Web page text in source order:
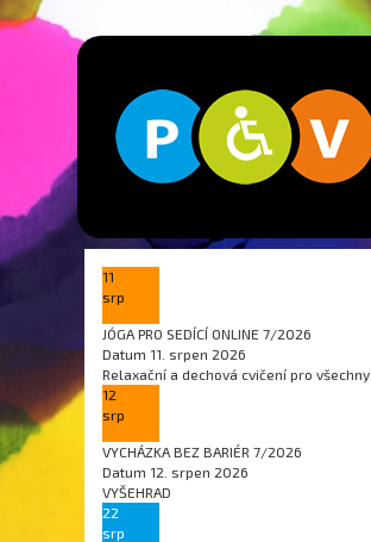
11
srp
JÓGA PRO SEDÍCÍ ONLINE 7/2026
Datum 11. srpen 2026
Relaxační a dechová cvičení pro všechny.
12
srp
VYCHÁZKA BEZ BARIÉR 7/2026
Datum 12. srpen 2026
VYŠEHRAD
22
srp